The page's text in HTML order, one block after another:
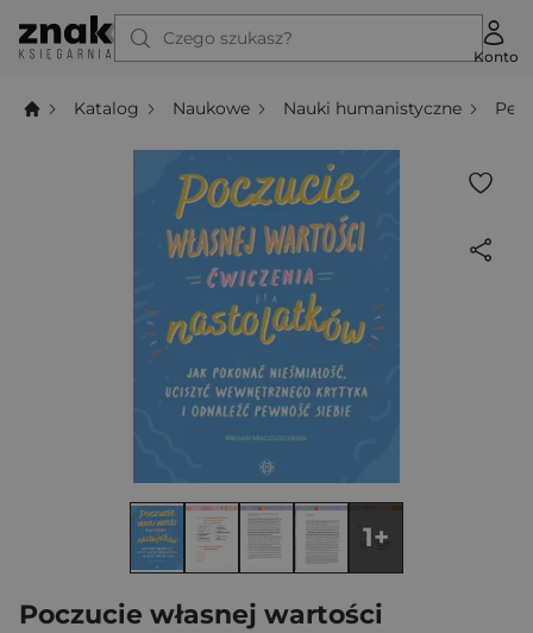
Czego szukasz?
Konto
Katalog Naukowe Nauki humanistyczne
Poczucie własnej wartości
1+